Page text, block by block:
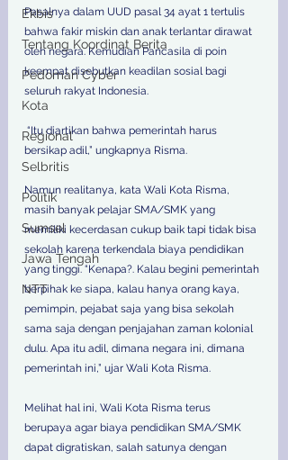
Ekbis
Tentang Koordinat Berita
Pedoman Cyber
Kota
Regional
Selbritis
Politik
Sumsel
Jawa Tengah
NTT
Pasalnya dalam UUD pasal 34 ayat 1 tertulis
bahwa fakir miskin dan anak terlantar dirawat
oleh negara. Kemudian Pancasila di poin
keempat disebutkan keadilan sosial bagi
seluruh rakyat Indonesia.
“Itu diartikan bahwa pemerintah harus
bersikap adil,” ungkapnya Risma.
Namun realitanya, kata Wali Kota Risma,
masih banyak pelajar SMA/SMK yang
memiliki kecerdasan cukup baik tapi tidak bisa
sekolah karena terkendala biaya pendidikan
yang tinggi. “Kenapa?. Kalau begini pemerintah
berpihak ke siapa, kalau hanya orang kaya,
pemimpin, pejabat saja yang bisa sekolah
sama saja dengan penjajahan zaman kolonial
dulu. Apa itu adil, dimana negara ini, dimana
pemerintah ini,” ujar Wali Kota Risma.
Melihat hal ini, Wali Kota Risma terus
berupaya agar biaya pendidikan SMA/SMK
dapat digratiskan, salah satunya dengan